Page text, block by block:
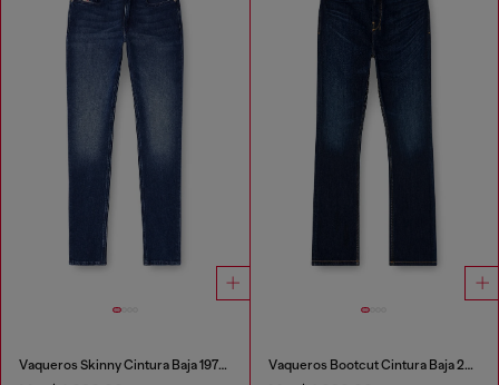
Vaqueros Skinny Cintura Baja 1979 Sleenker Vaqueros Bootcut Cintura Baja 2007 Zatiny